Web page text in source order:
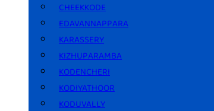
CHEEKKODE
EDAVANNAPPARA
KARASSERY
KIZHUPARAMBA
KODENCHERI
KODIYATHOOR
KODUVALLY